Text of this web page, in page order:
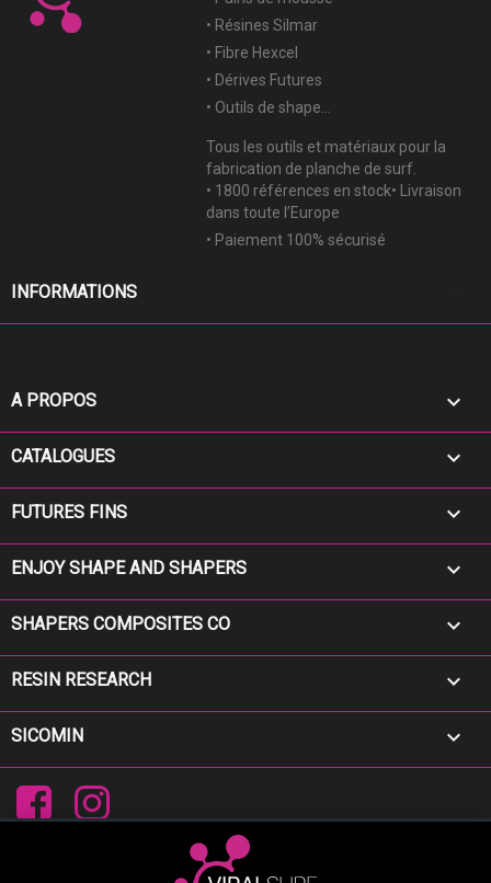
• Résines Silmar
• Fibre Hexcel
• Dérives Futures
• Outils de shape...
Tous les outils et matériaux pour la
fabrication de planche de surf.
• 1800 références en stock• Livraison
dans toute l’Europe
• Paiement 100% sécurisé
INFORMATIONS
A PROPOS 
CATALOGUES 
FUTURES FINS 
ENJOY SHAPE AND SHAPERS 
SHAPERS COMPOSITES CO 
RESIN RESEARCH 
SICOMIN 
FacebookInstagram